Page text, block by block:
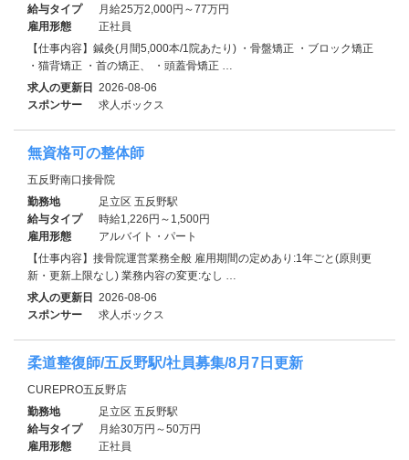
給与タイプ
月給25万2,000円～77万円
雇用形態
正社員
【仕事内容】鍼灸(月間5,000本/1院あたり) ・骨盤矯正 ・ブロック矯正
・猫背矯正 ・首の矯正、 ・頭蓋骨矯正 …
求人の更新日 2026-08-06
スポンサー
求人ボックス
無資格可の整体師
五反野南口接骨院
勤務地
足立区 五反野駅
給与タイプ
時給1,226円～1,500円
雇用形態
アルバイト・パート
【仕事内容】接骨院運営業務全般 雇用期間の定めあり:1年ごと(原則更
新・更新上限なし) 業務内容の変更:なし …
求人の更新日 2026-08-06
スポンサー
求人ボックス
柔道整復師/五反野駅/社員募集/8月7日更新
CUREPRO五反野店
勤務地
足立区 五反野駅
給与タイプ
月給30万円～50万円
雇用形態
正社員